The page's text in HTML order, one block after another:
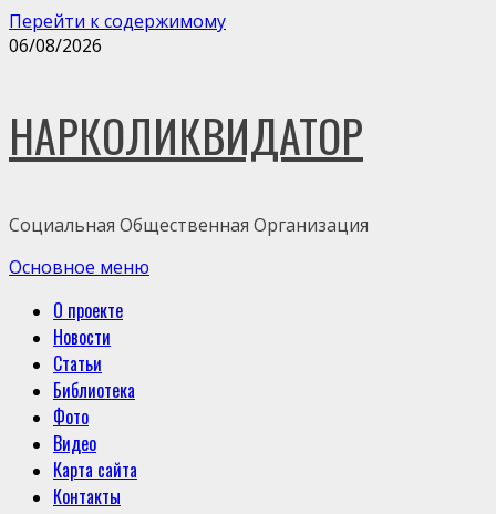
Перейти к содержимому
06/08/2026
НАРКОЛИКВИДАТОР
Социальная Общественная Организация
Основное меню
О проекте
Новости
Статьи
Библиотека
Фото
Видео
Карта сайта
Контакты